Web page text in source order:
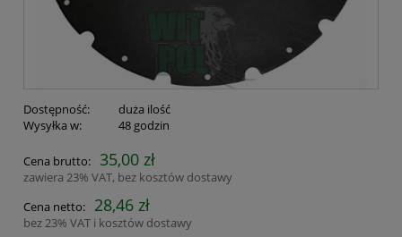
Dostępność:
duża ilość
Wysyłka w:
48 godzin
Cena brutto: 35,00 zł
zawiera 23% VAT, bez kosztów dostawy
Cena netto:
28,46 zł
bez 23% VAT i kosztów dostawy